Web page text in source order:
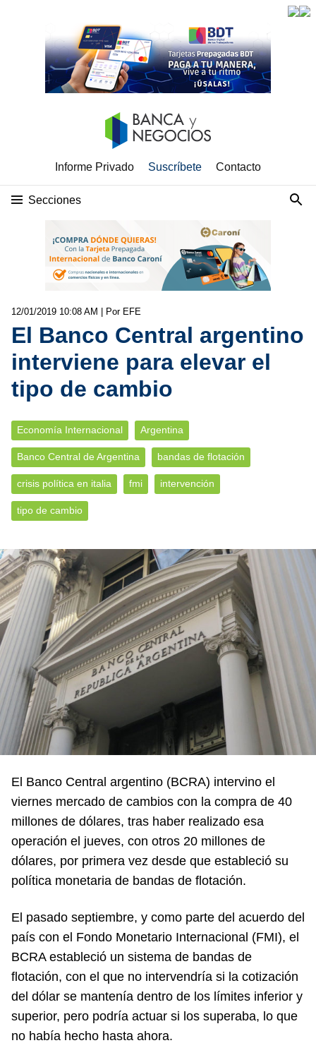
Informe Privado Suscríbete Contacto
Secciones
12/01/2019 10:08 AM | Por EFE
El Banco Central argentino
interviene para elevar el
tipo de cambio
Economía Internacional Argentina
Banco Central de Argentina bandas de flotación
crisis política en italia fmi intervención
tipo de cambio
El Banco Central argentino (BCRA) intervino el
viernes mercado de cambios con la compra de 40
millones de dólares, tras haber realizado esa
operación el jueves, con otros 20 millones de
dólares, por primera vez desde que estableció su
política monetaria de bandas de flotación.
El pasado septiembre, y como parte del acuerdo del
país con el Fondo Monetario Internacional (FMI), el
BCRA estableció un sistema de bandas de
flotación, con el que no intervendría si la cotización
del dólar se mantenía dentro de los límites inferior y
superior, pero podría actuar si los superaba, lo que
no había hecho hasta ahora.